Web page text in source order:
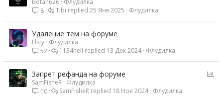
о
Botan626 Флудилка
8
Флудилка
25 Янв 2025
Tibi
Удаление тем на форуме
Elsty Флудилка
52
Флудилка
13 Дек 2024
1134hell
Запрет рефанда на форуме
SamFisheR Флудилка
10
Флудилка
18 Ноя 2024
SamFisheR